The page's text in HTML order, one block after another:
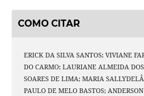
COMO CITAR
ERICK DA SILVA SANTOS; VIVIANE
DO CARMO; LAURIANE ALMEIDA DOS
SOARES DE LIMA; MARIA
PAULO DE MELO BASTOS;